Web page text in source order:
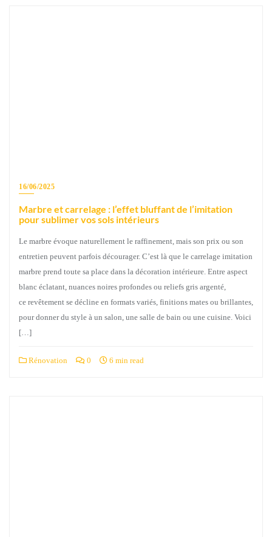
16/06/2025
Marbre et carrelage : l’effet bluffant de l’imitation
pour sublimer vos sols intérieurs
Le marbre évoque naturellement le raffinement, mais son prix ou son
entretien peuvent parfois décourager. C’est là que le carrelage imitation
marbre prend toute sa place dans la décoration intérieure. Entre aspect
blanc éclatant, nuances noires profondes ou reliefs gris argenté,
ce revêtement se décline en formats variés, finitions mates ou brillantes,
pour donner du style à un salon, une salle de bain ou une cuisine. Voici
[…]
Rénovation 0 6 min read